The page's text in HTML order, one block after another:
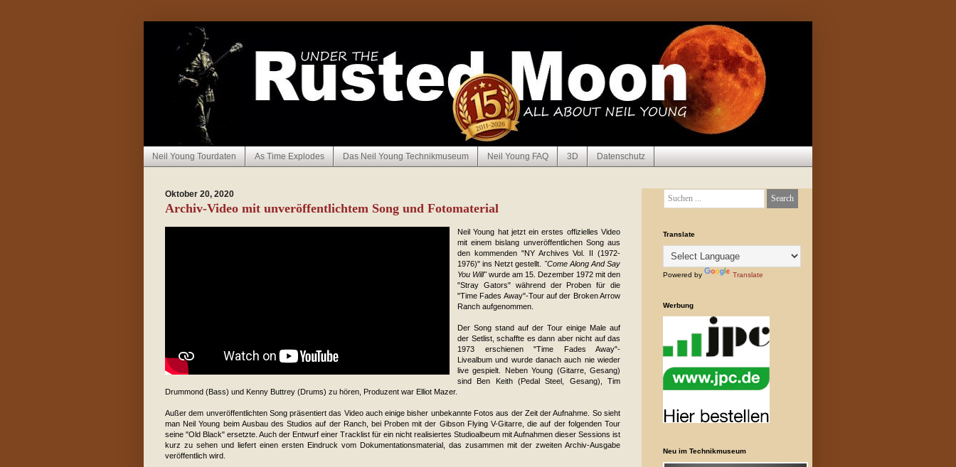
Neil Young Tourdaten As Time Explodes Das Neil Young Technikmuseum Neil Young FAQ 3D Datenschutz
Oktober 20, 2020
Archiv-Video mit unveröffentlichtem Song und Fotomaterial
Neil Young hat jetzt ein erstes offizielles Video
mit einem bislang unveröffent­lichen Song aus
den kommen­den "NY Archives Vol. II (1972-
1976)" ins Netzt gestellt.
"Come Along And Say
You Will"wurde am 15. Dezember 1972 mit den
"Stray Gators" während der Proben für die
"Time Fades Away"-Tour auf der Broken Arrow
Ranch aufgenommen.
Der Song stand auf der Tour einige Male auf
der Setlist, schaffte es dann aber nicht auf das
1973 erschienen "Time Fades Away"-
Livealbum und wurde danach auch nie wieder
live gespielt. Neben Young (Gitarre, Gesang)
sind Ben Keith (Pedal Steel, Gesang), Tim
Drummond (Bass) und Kenny Buttrey (Drums) zu hören, Produzent war Elliot Mazer.
Außer dem unveröffentlichten Song präsentiert das Video auch einige bisher unbekannte Fotos aus der Zeit der Aufnahme. So sieht
man Neil Young beim Ausbau des Studios auf der Ranch, bei Proben mit der Gibson Flying V-Gitarre, die auf der folgenden Tour
seine "Old Black" ersetzte. Auch der Entwurf einer Tracklist für ein nicht realisiertes Studioalbeum mit Aufnahmen dieser Sessions ist
kurz zu sehen und liefert einen ersten Eindruck vom Dokumentationsmaterial, das zusammen mit der zweiten Archiv-Ausgabe
veröffentlich wird.
Translate
Powered by Translate
Werbung
Neu im Technikmuseum